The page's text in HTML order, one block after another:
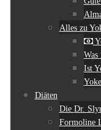
Alles zu
Was
Ist
Diäten
Die Dr.
Formoline